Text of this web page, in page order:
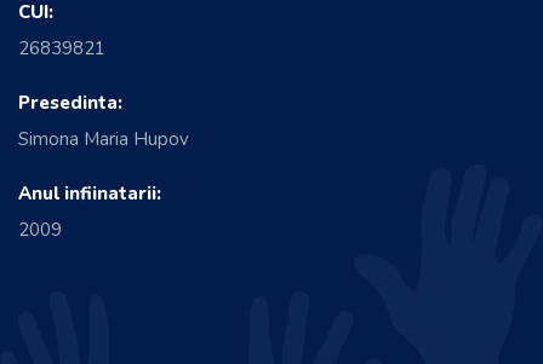
CUI:
26839821
Presedinta:
Simona Maria Hupov
Anul infiinatarii:
2009